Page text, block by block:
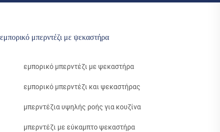
εμπορικό μπερντέζι με ψεκαστήρα
εμπορικό μπερντέζι με ψεκαστήρα
εμπορικό μπερντέζι και ψεκαστήρας
μπερντέζια υψηλής ροής για κουζίνα
μπερντέζι με εύκαμπτο ψεκαστήρα